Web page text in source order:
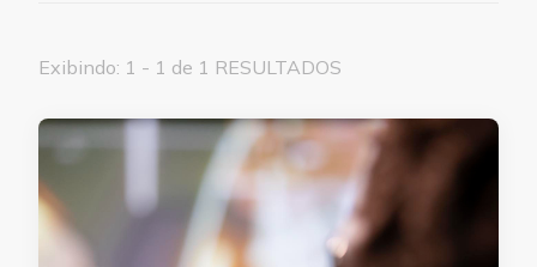
Exibindo: 1 - 1 de 1 RESULTADOS